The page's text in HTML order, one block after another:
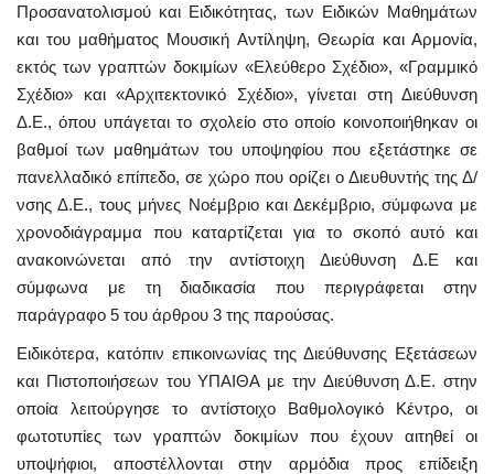
Προσανατολισμού και Ειδικότητας, των Ειδικών Μαθημάτων
και του μαθήματος Μουσική Αντίληψη, Θεωρία και Αρμονία,
εκτός των γραπτών δοκιμίων «Ελεύθερο Σχέδιο», «Γραμμικό
Σχέδιο» και «Αρχιτεκτονικό Σχέδιο», γίνεται στη Διεύθυνση
Δ.Ε., όπου υπάγεται το σχολείο στο οποίο κοινοποιήθηκαν οι
βαθμοί των μαθημάτων του υποψηφίου που εξετάστηκε σε
πανελλαδικό επίπεδο, σε χώρο που ορίζει ο Διευθυντής της Δ/
νσης Δ.Ε., τους μήνες Νοέμβριο και Δεκέμβριο, σύμφωνα με
χρονοδιάγραμμα που καταρτίζεται για το σκοπό αυτό και
ανακοινώνεται από την αντίστοιχη Διεύθυνση Δ.Ε και
σύμφωνα με τη διαδικασία που περιγράφεται στην
παράγραφο 5 του άρθρου 3 της παρούσας.
Ειδικότερα, κατόπιν επικοινωνίας της Διεύθυνσης Εξετάσεων
και Πιστοποιήσεων του ΥΠΑΙΘΑ με την Διεύθυνση Δ.Ε. στην
οποία λειτούργησε το αντίστοιχο Βαθμολογικό Κέντρο, οι
φωτοτυπίες των γραπτών δοκιμίων που έχουν αιτηθεί οι
υποψήφιοι, αποστέλλονται στην αρμόδια προς επίδειξη